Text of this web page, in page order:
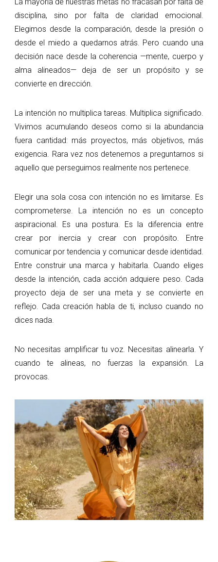
disciplina, sino por falta de claridad emocional.
Elegimos desde la comparación, desde la presión o
desde el miedo a quedarnos atrás. Pero cuando una
decisión nace desde la coherencia —mente, cuerpo y
alma alineados— deja de ser un propósito y se
convierte en dirección.
La intención no multiplica tareas. Multiplica significado.
Vivimos acumulando deseos como si la abundancia
fuera cantidad: más proyectos, más objetivos, más
exigencia. Rara vez nos detenemos a preguntarnos si
aquello que perseguimos realmente nos pertenece.
Elegir una sola cosa con intención no es limitarse. Es
comprometerse. La intención no es un concepto
aspiracional. Es una postura. Es la diferencia entre
crear por inercia y crear con propósito. Entre
comunicar por tendencia y comunicar desde identidad.
Entre construir una marca y habitarla. Cuando eliges
desde la intención, cada acción adquiere peso. Cada
proyecto deja de ser una meta y se convierte en
reflejo. Cada creación habla de ti, incluso cuando no
dices nada.
No necesitas amplificar tu voz. Necesitas alinearla. Y
cuando te alineas, no fuerzas la expansión. La
provocas.